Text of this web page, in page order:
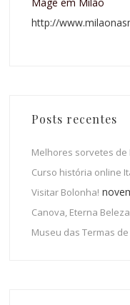
Magê em Milão
http://
Posts recentes
Melhores sorvetes de
Curso história online
Visitar Bolonha!
Canova, Eterna Beleza
Museu das Termas